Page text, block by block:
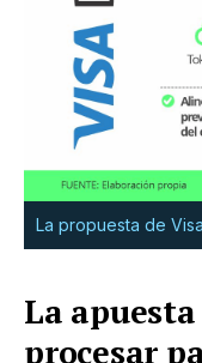
La propuesta de
La
procesar